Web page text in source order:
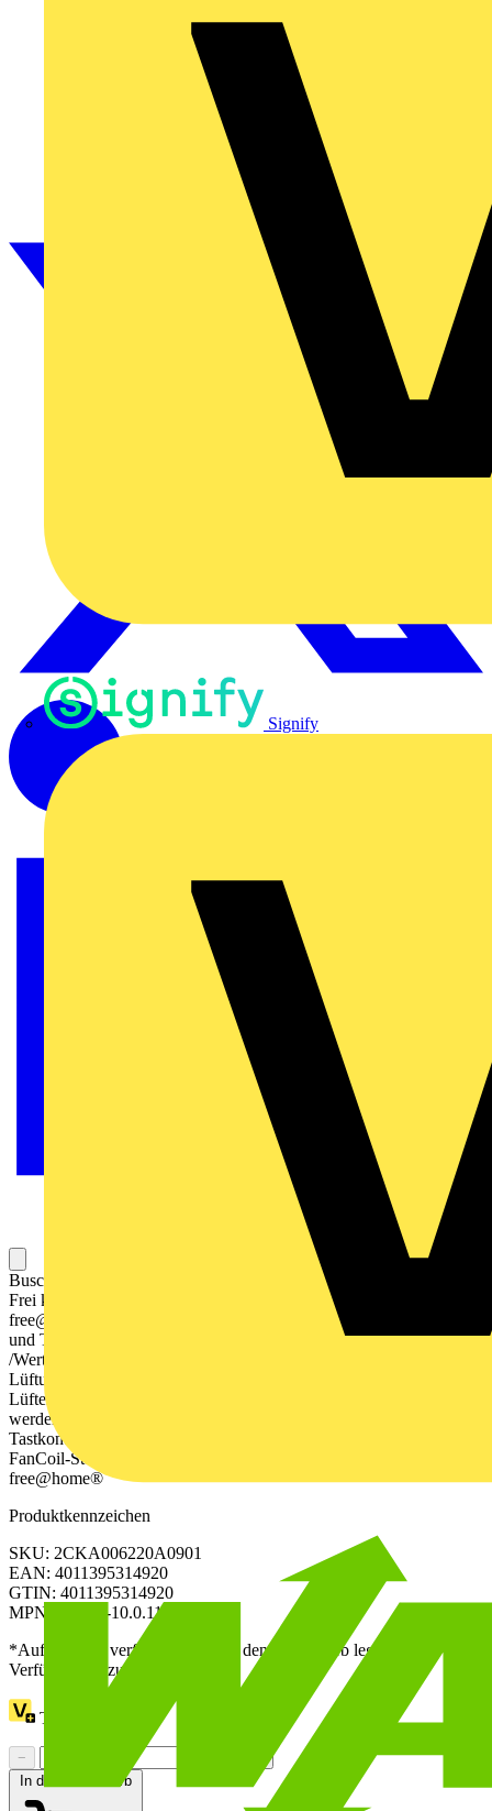
Signify
Busch-Tenton®, Raumtemperaturregler mit Bedienfunktion 10-fach
Frei konfigurierbares Multifunktionsbedienelement. Mit integriertem
free@home Busanschluss. Mit integriertem Raumtemperaturregler
und Temperaturfühler. Tasterfunktion: Schalten / Dimmen / Jalousie
/Wert senden / Lichtszenen u.a. Zur Ansteuerung von Heizungs-,
Lüftungs- und FanCoil-Aktoren. Haupt-/Nebenstellenbetrieb Die
Lüfterstufe kann manuell oder in den Automatikbetrieb geschaltet
werden Spannungsversorgung über Bus-Klemmen (a,b).
Tastkontakte links/rechts Anzeige der Betriebsart, Temperatur,
FanCoil-Stufe, Designlinie: Busch-Tenton® Produktreihe: Busch-
free@home®
Produktkennzeichen
SKU: 2CKA006220A0901
EAN: 4011395314920
GTIN: 4011395314920
MPN: SBR-F-10.0.11-885
*Auf Anfrage verfügbar - bitte in den Warenkorb legen, um
Verfügbarkeit zu prüfen
Treuepunkte:
−
In den Warenkorb